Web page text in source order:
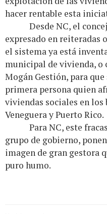
hacer rentable esta
Desde NC, el
expresado en reiteradas
el sistema ya está
municipal de vivienda, o
Mogán Gestión, para
primera persona quien
viviendas sociales en
Veneguera y Puerto Rico.
Para NC, este
grupo de gobierno,
imagen de gran gestora
puro humo.